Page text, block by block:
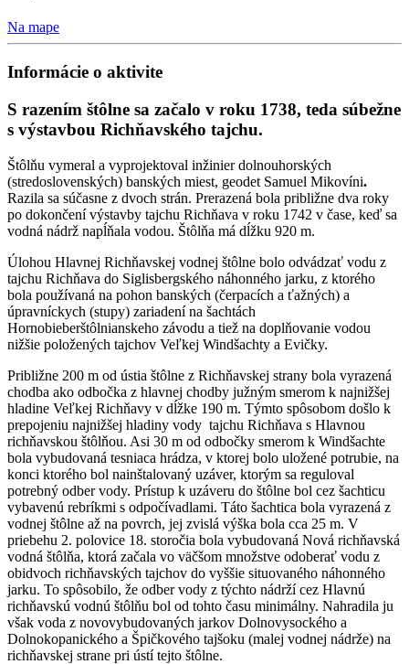
Na mape
Informácie o aktivite
S razením štôlne sa začalo v roku 1738, teda súbežne
s výstavbou Richňavského tajchu.
Štôlňu vymeral a vyprojektoval inžinier dolnouhorských
(stredoslovenských) banských miest, geodet Samuel Mikovíni.
Razila sa súčasne z dvoch strán. Prerazená bola približne dva roky
po dokončení výstavby tajchu Richňava v roku 1742 v čase, keď sa
vodná nádrž napĺňala vodou. Štôlňa má dĺžku 920 m.
Úlohou Hlavnej Richňavskej vodnej štôlne bolo odvádzať vodu z
tajchu Richňava do Siglisbergského náhonného jarku, z ktorého
bola používaná na pohon banských (čerpacích a ťažných) a
úpravníckych (stupy) zariadení na šachtách
Hornobieberštôlnianskeho závodu a tiež na doplňovanie vodou
nižšie položených tajchov Veľkej Windšachty a Evičky.
Približne 200 m od ústia štôlne z Richňavskej strany bola vyrazená
chodba ako odbočka z hlavnej chodby južným smerom k najnižšej
hladine Veľkej Richňavy v dĺžke 190 m. Týmto spôsobom došlo k
prepojeniu najnižšej hladiny vody tajchu Richňava s Hlavnou
richňavskou štôlňou. Asi 30 m od odbočky smerom k Windšachte
bola vybudovaná tesniaca hrádza, v ktorej bolo uložené potrubie, na
konci ktorého bol nainštalovaný uzáver, ktorým sa reguloval
potrebný odber vody. Prístup k uzáveru do štôlne bol cez šachticu
vybavenú rebríkmi s odpočívadlami. Táto šachtica bola vyrazená z
vodnej štôlne až na povrch, jej zvislá výška bola cca 25 m. V
priebehu 2. polovice 18. storočia bola vybudovaná Nová richňavská
vodná štôlňa, ktorá začala vo väčšom množstve odoberať vodu z
obidvoch richňavských tajchov do vyššie situovaného náhonného
jarku. To spôsobilo, že odber vody z týchto nádrží cez Hlavnú
richňavskú vodnú štôlňu bol od tohto času minimálny. Nahradila ju
však voda z novovybudovaných jarkov Dolnovysockého a
Dolnokopanického a Špičkového tajšoku (malej vodnej nádrže) na
richňavskej strane pri ústí tejto štôlne.